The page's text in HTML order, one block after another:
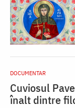
DOCUMENTAR
Cuviosul
înalt dintre